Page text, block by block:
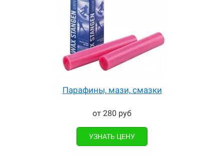
Парафины, мази, смазки
от 280 руб
УЗНАТЬ ЦЕНУ